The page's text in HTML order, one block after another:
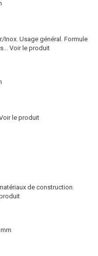
Usage général. Formule
Voir le produit
le produit
de construction.